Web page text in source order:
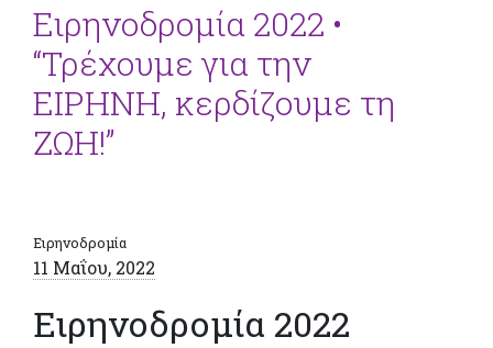
Ειρηνοδρομία 2022 •
“Τρέχουμε για την
ΕΙΡΗΝΗ, κερδίζουμε τη
ΖΩΗ!”
Ειρηνοδρομία
11 Μαΐου, 2022
Ειρηνοδρομία 2022